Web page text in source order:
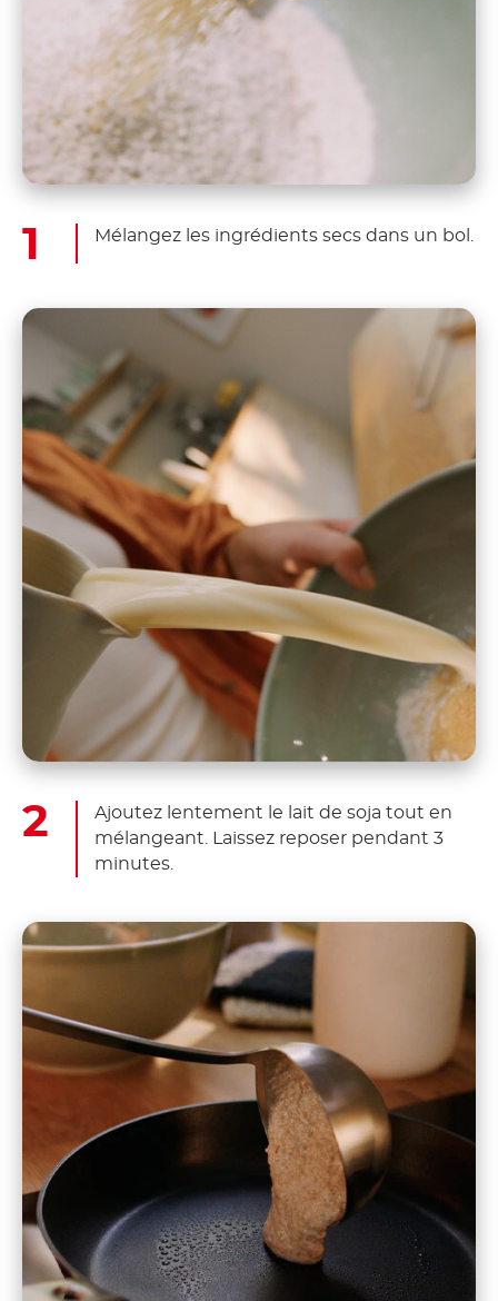
Mélangez les ingrédients secs dans un bol.
Ajoutez lentement le lait de soja tout en
mélangeant. Laissez reposer pendant 3
minutes.